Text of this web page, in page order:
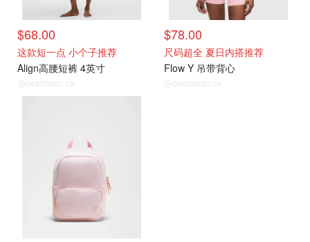
$68.00
这款短一点 小个子推荐
Align高腰短裤 4英寸
@dealmoon.ca
$78.00
尺码超全 夏日内搭推荐
Flow Y 吊带背心
@dealmoon.ca